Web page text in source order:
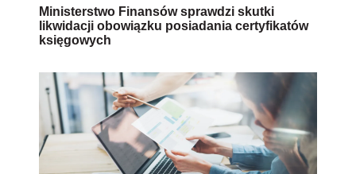
Ministerstwo Finansów sprawdzi skutki
likwidacji obowiązku posiadania certyfikatów
księgowych